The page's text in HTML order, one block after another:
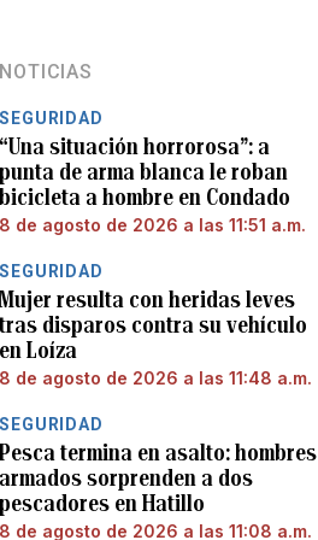
NOTICIAS
SEGURIDAD
“Una situación horrorosa”: a
punta de arma blanca le roban
bicicleta a hombre en Condado
8 de agosto de 2026 a las 11:51 a.m.
SEGURIDAD
Mujer resulta con heridas leves
tras disparos contra su vehículo
en Loíza
8 de agosto de 2026 a las 11:48 a.m.
SEGURIDAD
Pesca termina en asalto: hombres
armados sorprenden a dos
pescadores en Hatillo
8 de agosto de 2026 a las 11:08 a.m.